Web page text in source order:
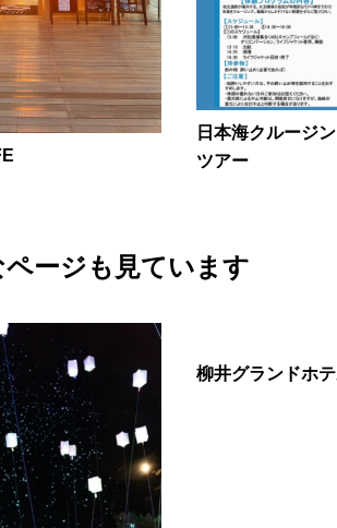
日本海クルージ
ツアー
ページも見ています
柳井グランドホ